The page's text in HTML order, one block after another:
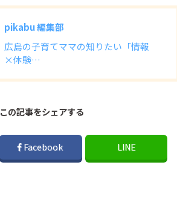
pikabu 編集部
広島の子育てママの知りたい「情報
×体験…
この記事をシェアする
Facebook LINE